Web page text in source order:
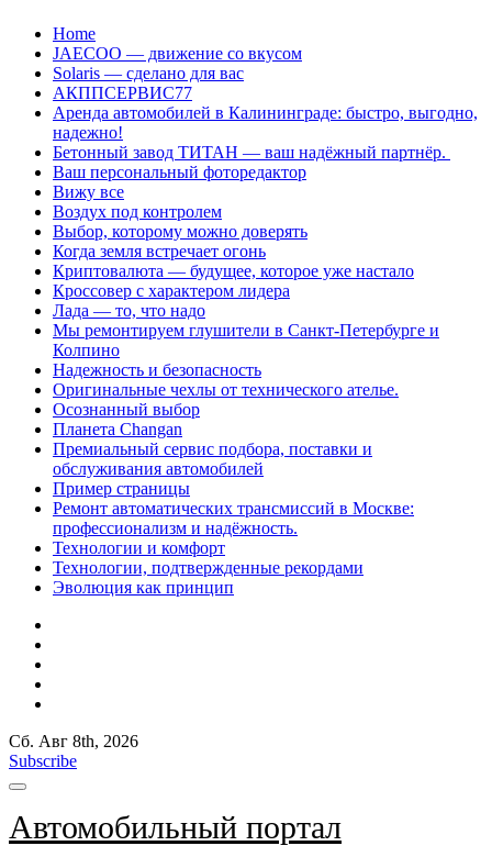
Перейти
содержанию
Home
JAECOO — движение со вкусом
Solaris — сделано для вас
АКППСЕРВИС77
Аренда автомобилей в Калининграде: быстро, выгодно,
надежно!
Бетонный завод ТИТАН — ваш надёжный партнёр.
Ваш персональный фоторедактор
Вижу все
Воздух под контролем
Выбор, которому можно доверять
Когда земля встречает огонь
Криптовалюта — будущее, которое уже настало
Кроссовер с характером лидера
Лада — то, что надо
Мы ремонтируем глушители в Санкт-Петербурге и
Колпино
Надежность и безопасность
Оригинальные чехлы от технического ателье.
Осознанный выбор
Планета Changan
Премиальный сервис подбора, поставки и
обслуживания автомобилей
Пример страницы
Ремонт автоматических трансмиссий в Москве:
профессионализм и надёжность.
Технологии и комфорт
Технологии, подтвержденные рекордами
Эволюция как принцип
Сб. Авг 8th, 2026
Subscribe
Автомобильный портал